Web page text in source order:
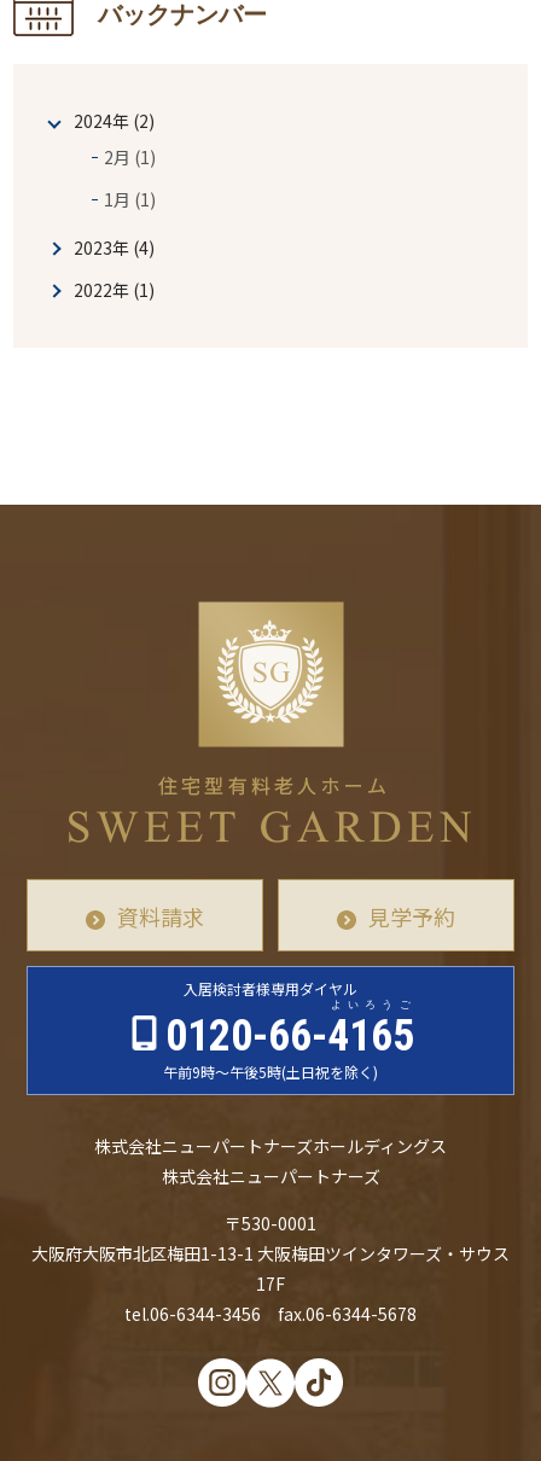
バックナンバー
2024年 (2)
2月 (1)
1月 (1)
2023年 (4)
2022年 (1)
資料請求 見学予約
入居検討者様専用ダイヤル
0120-66-4165
よいろうご
午前9時〜午後5時(土日祝を除く)
株式会社ニューパートナーズホールディングス
株式会社ニューパートナーズ
〒530-0001
大阪府大阪市北区梅田1-13-1 大阪梅田ツインタワーズ・サウス
17F
tel.06-6344-3456 fax.06-6344-5678